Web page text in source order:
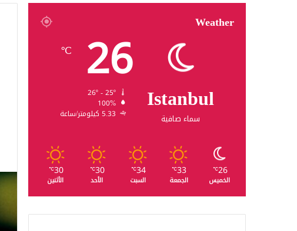
Weather
Istanbul
سماء صافية
26
℃
100%
5.33 كيلومتر/ساعة
26
℃
الخميس
33
℃
الجمعة
34
℃
السبت
30
℃
الأحد
30
℃
الأثنين